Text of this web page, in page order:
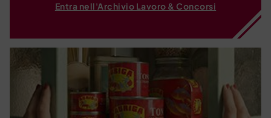
Entra nell'Archivio Lavoro & Concorsi